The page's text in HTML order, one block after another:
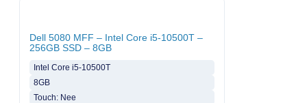
Dell 5080 MFF – Intel Core i5-10500T –
256GB SSD – 8GB
Intel Core i5-10500T
8GB
Touch: Nee